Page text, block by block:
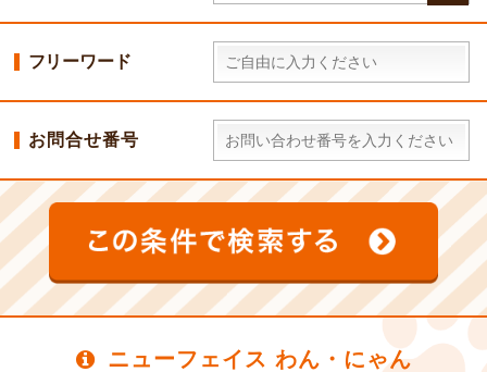
フリーワード
お問合せ番号
ニューフェイス わん・にゃん